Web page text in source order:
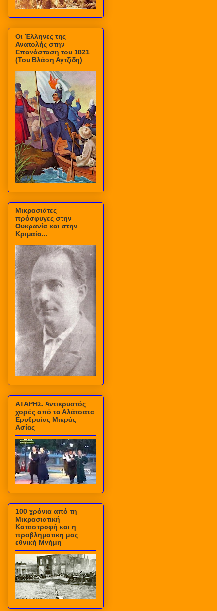
Οι Έλληνες της
Ανατολής στην
Επανάσταση του 1821
(Του Βλάση Αγτζίδη)
Μικρασιάτες
πρόσφυγες στην
Ουκρανία και στην
Κριμαία...
ΑΤΑΡΗΣ. Αντικρυστός
χορός από τα Αλάτσατα
Ερυθραίας Μικράς
Ασίας
100 χρόνια από τη
Μικρασιατική
Καταστροφή και η
προβληματική μας
εθνική Μνήμη